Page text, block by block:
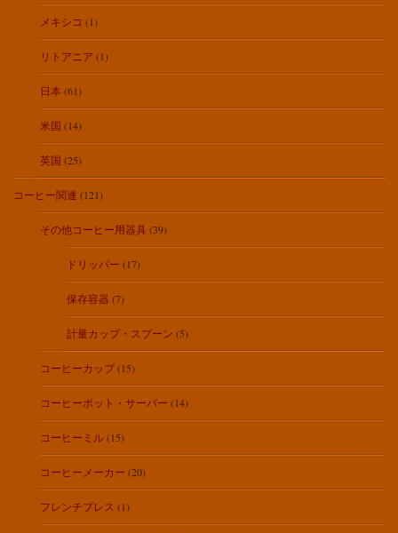
メキシコ (1)
リトアニア (1)
日本 (61)
米国 (14)
英国 (25)
コーヒー関連 (121)
その他コーヒー用器具 (39)
ドリッパー (17)
保存容器 (7)
計量カップ・スプーン (5)
コーヒーカップ(15)
コーヒーポット・サーバー (14)
コーヒーミル(15)
コーヒーメーカー (20)
フレンチプレス (1)